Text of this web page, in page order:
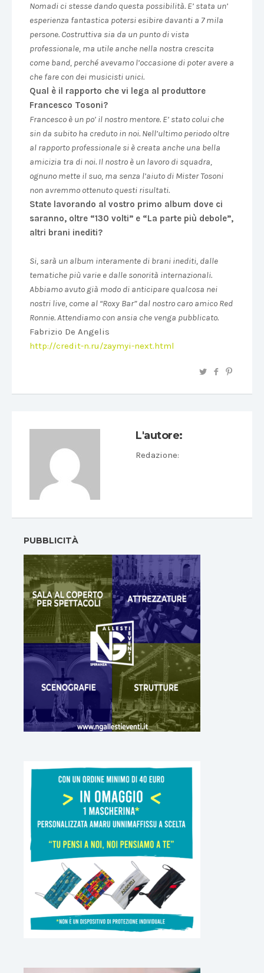
Nomadi ci stesse dando questa possibilità. E’ stata un’
esperienza fantastica potersi esibire davanti a 7 mila
persone. Costruttiva sia da un punto di vista
professionale, ma utile anche nella nostra crescita
come band, perché avevamo l’occasione di poter avere a
che fare con dei musicisti unici.
Qual è il rapporto che vi lega al produttore
Francesco Tosoni?
Francesco è un po’ il nostro mentore. E’ stato colui che
sin da subito ha creduto in noi. Nell’ultimo periodo oltre
al rapporto professionale si è creata anche una bella
amicizia tra di noi. Il nostro è un lavoro di squadra,
ognuno mette il suo, ma senza l’aiuto di Mister Tosoni
non avremmo ottenuto questi risultati.
State lavorando al vostro primo album dove ci
saranno, oltre “130 volti” e “La parte più debole”,
altri brani inediti?
Si, sarà un album interamente di brani inediti, dalle
tematiche più varie e dalle sonorità internazionali.
Abbiamo avuto già modo di anticipare qualcosa nei
nostri live, come al “Roxy Bar” dal nostro caro amico Red
Ronnie. Attendiamo con ansia che venga pubblicato.
Fabrizio De Angelis
http://credit-n.ru/zaymyi-next.html
L'autore:
Redazione:
PUBBLICITÀ